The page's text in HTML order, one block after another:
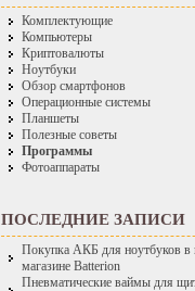
Комплектующие
Компьютеры
Криптовалюты
Ноутбуки
Обзор смартфонов
Операционные системы
Планшеты
Полезные советы
Программы
Фотоаппараты
ПОСЛЕДНИЕ ЗАПИСИ
Покупка АКБ для ноутбуков в
магазине Batterion
Пневматические ваймы для